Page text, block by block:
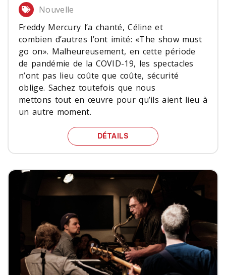
Nouvelle
Freddy Mercury l’a chanté, Céline et
combien d’autres l’ont imité: «The show must
go on». Malheureusement, en cette période
de pandémie de la COVID-19, les spectacles
n’ont pas lieu coûte que coûte, sécurité
oblige. Sachez toutefois que nous
mettons tout en œuvre pour qu’ils aient lieu à
un autre moment.
DÉTAILS «THE SHOW MUST GO